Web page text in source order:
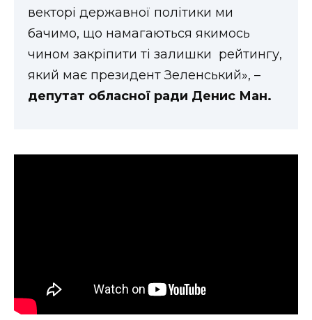
векторі державної політики ми
бачимо, що намагаються якимось
чином закріпити ті залишки рейтингу,
який має президент Зеленський», –
депутат обласної ради Денис Ман.